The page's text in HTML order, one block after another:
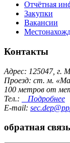
Отчётная
Закупки
Вакансии
Контакты
Адрес: 125047, г.
Проезд: ст. м.
100 метров от
Тел.:
Подробнее
E-mail:
обратная связь